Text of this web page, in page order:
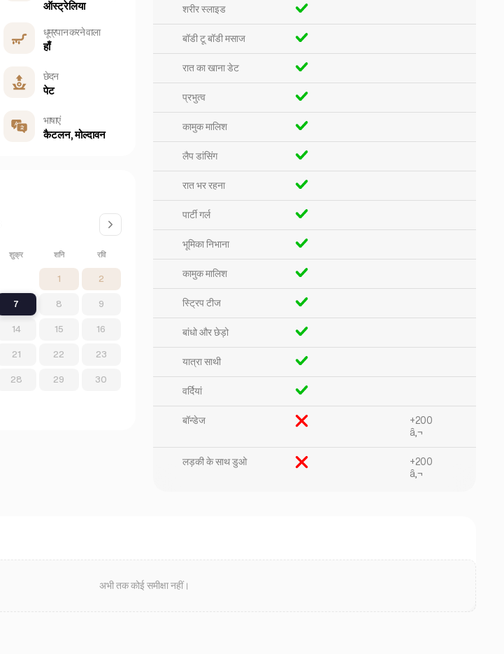
ऑस्ट्रेलिया
धूम्रपान करने वाला
हाँ
छेदन
पेट
भाषाएं
कैटलन, मोल्दावन
शुक्र शनि रवि
1 2
7 8 9
14 15 16
21 22 23
28 29 30
शरीर स्लाइड
बॉडी टू बॉडी मसाज
रात का खाना डेट
प्रभुत्व
कामुक मालिश
लैप डांसिंग
रात भर रहना
पार्टी गर्ल
भूमिका निभाना
कामुक मालिश
स्ट्रिप टीज
बांधो और छेड़ो
यात्रा साथी
वर्दियां
बॉन्डेज
+200
â‚¬
लड़की के साथ डुओ
+200
â‚¬
अभी तक कोई समीक्षा नहीं।